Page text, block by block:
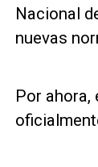
Nacional
nuevas
Por